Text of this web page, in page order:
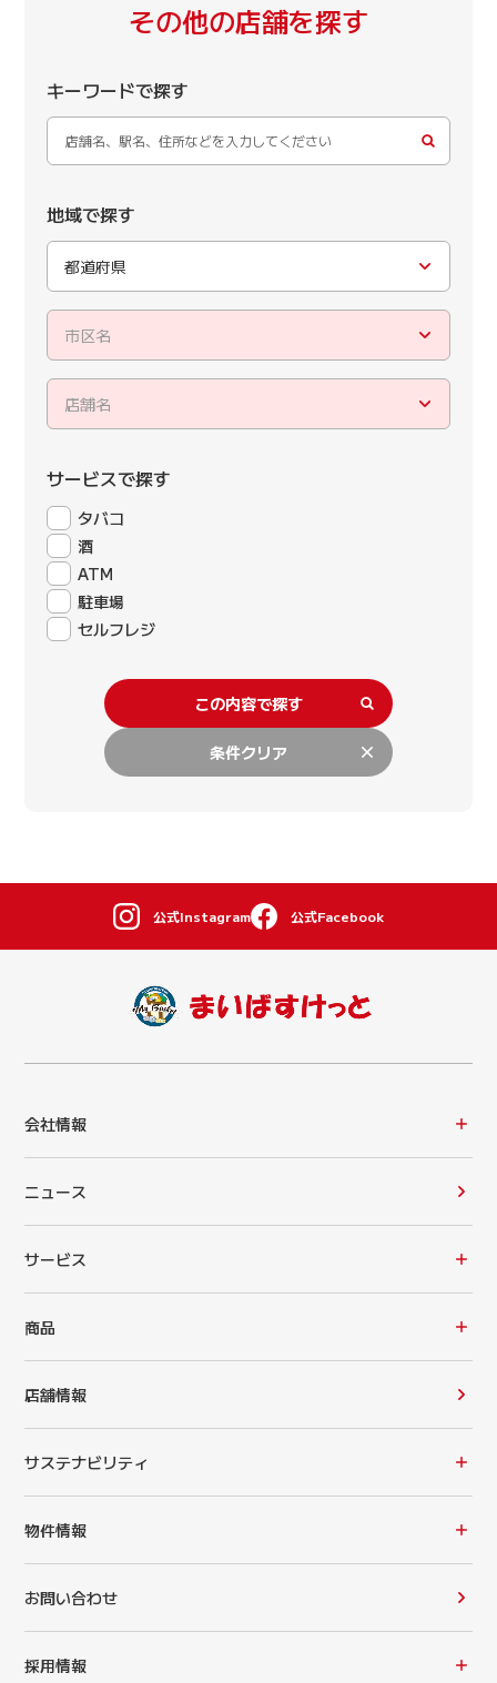
その他の店舗を探す
キーワードで探す
地域で探す
都道府県
市区名
店舗名
サービスで探す
タバコ
酒
ATM
駐車場
セルフレジ
この内容で探す
条件クリア
公式Instagram 公式Facebook
会社情報
ニュース
サービス
商品
店舗情報
サステナビリティ
物件情報
お問い合わせ
採用情報